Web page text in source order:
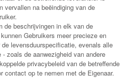
vervallen na beëindiging van de
de beschrijvingen in elk van de
Gebruikers meer precieze en
levensduurspecificatie, evenals alle
zoals de aanwezigheid van andere
privacybeleid van de betreffende
contact op te nemen met de Eigenaar.